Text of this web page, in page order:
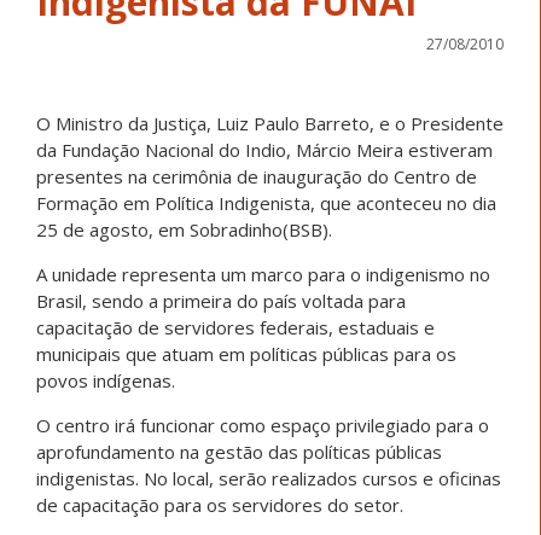
27/08/2010
O Ministro da Justiça, Luiz Paulo Barreto, e o Presidente
da Fundação Nacional do Indio, Márcio Meira estiveram
presentes na cerimônia de inauguração do Centro de
Formação em Política Indigenista, que aconteceu no dia
25 de agosto, em Sobradinho(BSB).
A unidade representa um marco para o indigenismo no
Brasil, sendo a primeira do país voltada para
capacitação de servidores federais, estaduais e
municipais que atuam em políticas públicas para os
povos indígenas.
O centro irá funcionar como espaço privilegiado para o
aprofundamento na gestão das políticas públicas
indigenistas. No local, serão realizados cursos e oficinas
de capacitação para os servidores do setor.